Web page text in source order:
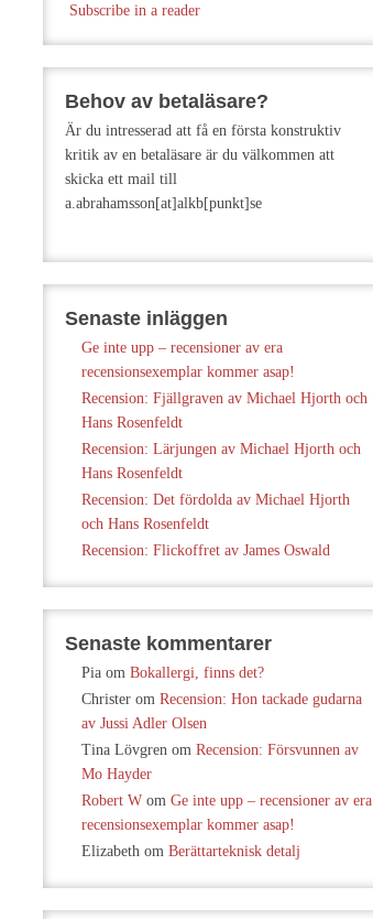
Subscribe in a reader
Behov av betaläsare?
Är du intresserad att få en första konstruktiv
kritik av en betaläsare är du välkommen att
skicka ett mail till
a.abrahamsson[at]alkb[punkt]se
Senaste inläggen
Ge inte upp – recensioner av era
recensionsexemplar kommer asap!
Recension: Fjällgraven av Michael Hjorth och
Hans Rosenfeldt
Recension: Lärjungen av Michael Hjorth och
Hans Rosenfeldt
Recension: Det fördolda av Michael Hjorth
och Hans Rosenfeldt
Recension: Flickoffret av James Oswald
Senaste kommentarer
Pia om Bokallergi, finns det?
Christer om Recension: Hon tackade gudarna
av Jussi Adler Olsen
Tina Lövgren om Recension: Försvunnen av
Mo Hayder
Robert W om Ge inte upp – recensioner av era
recensionsexemplar kommer asap!
Elizabeth om Berättarteknisk detalj